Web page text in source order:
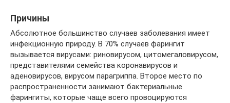
Причины
Абсолютное большинство случаев заболевания имеет
инфекционную природу. В 70% случаев фарингит
вызывается вирусами: риновирусом, цитомегаловирусом,
представителями семейства коронавирусов и
аденовирусов, вирусом парагриппа. Второе место по
распространенности занимают бактериальные
фарингиты, которые чаще всего провоцируются